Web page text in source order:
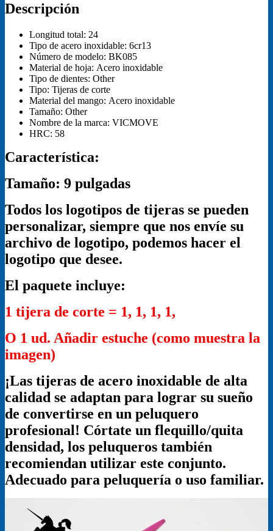
calidad
Descripción
Longitud total: 24
Tipo de acero inoxidable: 6cr13
Número de modelo: BK085
Material de hoja: Acero inoxidable
Tipo de dientes: Other
Tipo: Tijeras de corte
Material del mango: Acero inoxidable
Tamaño: Other
Nombre de la marca: VICMOVE
HRC: 58
Característica:
Tamaño: 9 pulgadas
Todos los logotipos de tijeras se pueden
personalizar, siempre que nos envíe su
archivo de logotipo, podemos hacer el
logotipo que desee.
El paquete incluye:
1 tijera de corte = 1, 1, 1, 1,
O 1 ud. Añadir estuche (como muestra la
imagen)
¡Las tijeras de acero inoxidable de alta
calidad se adaptan para lograr su sueño
de convertirse en un peluquero
profesional! Córtate un flequillo/quita
densidad, los peluqueros también
recomiendan utilizar este conjunto.
Adecuado para peluquería o uso familiar.